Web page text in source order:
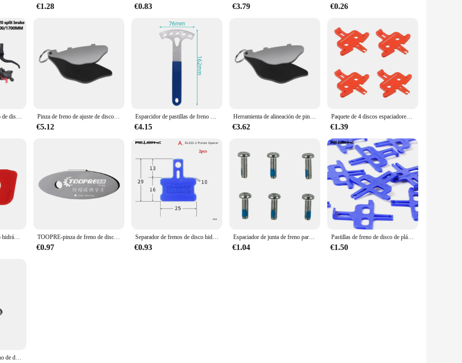
are cleaned and maintained to the highest standards. Whether you're a professional mechanic or a casual cyclist, this tool is the perfect
of commitment to your bike's performance and longevity.
€1.28 €0.83 €3.79 €0.26
Shimano-palanca de freno de disco hidráulico MT420, pinza de freno de 4 pistones con almohadillas de resina, izquierda y derecha, 1000/1700MM, BR MT420 Pinza de freno de ajuste de disco de bicicleta, herramienta de alineación para sintonizar el espacio de freno de disco de bicicleta MTB, nuevo
€5.12
Esparcidor de pastillas de freno de disco de bicicleta, regulador de huecos, almohadillas de freno de disco de bicicleta, herramienta de alineación de rotores para bicicleta de montaña y carretera
€4.15
Herramienta de alineación de pinza de freno de ajuste de disco de bicicleta para afinar espacio de freno de disco de bicicleta MTB
€3.62
Paquete de 4 discos espaciadores de freno de bicicleta, pastillas de freno hidráulicas para bicicleta de montaña, piezas portátiles profesionales para ciclismo al aire libre
€1.39
Pastillas de freno de disco hidráulico para bicicleta de montaña, espaciador de piezas de bicicleta, espaciador de plástico rojo de alta calidad, accesorios de frenos de disco TOOPRE-pinza de freno de disco hidráulico para bicicleta de montaña, herramientas de ajuste, espaciador de alineación de Rotor, 1-10 piezas
€0.97
Separador de frenos de disco hidráulico, herramienta de calidad, arandela espaciadora, pinza de freno, almohadilla, espaciador de freno de bicicleta, retenedor de pistón
€0.93
Espaciador de junta de freno para patinete eléctrico, arandela de disco de 6 agujeros, 2/2, 5/4/5mm, piezas de bicicleta
€1.04
Pastillas de freno de disco de plástico hidráulico, espaciador Instert, frenos de disco, piezas de bicicleta de montaña, 10 piezas
€1.50
TOOPRE pastillas de freno de disco para bicicleta de montaña, herramienta de ajuste, espaciador de alineación de Rotor, Kit de reparación de ciclismo